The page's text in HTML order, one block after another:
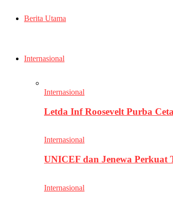
Berita Utama
Internasional
Internasional
Letda Inf Roosevelt Purba
Internasional
UNICEF dan Jenewa Perkuat
Internasional